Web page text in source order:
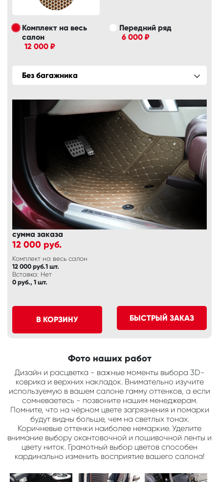
Комплект на весь
салон
12 000 ₽
Передний ряд
6 000 ₽
Без багажника
сумма заказа
12 000 руб.
Комплект на весь салон
12 000 руб.1 шт.
Вставка: Нет
0 руб., 1 шт.
В КОРЗИНУ БЫСТРЫЙ ЗАКАЗ
Фото наших работ
Дизайн и расцветка - важные моменты выбора 3D-
коврика и верхних накладок. Внимательно изучите
используемую в вашем салоне гамму оттенков, а если
сомневаетесь - позвоните нашим менеджерам.
Помните, что на чёрном цвете загрязнения и помарки
будут видны больше, чем на светлых тонах.
Коричневые оттенки наиболее немаркие. Уделите
внимание выбору окантовочной и пошивочной ленты и
цвету ниток. Грамотный выбор цветов способен
кардинально изменить восприятие вашего салона!